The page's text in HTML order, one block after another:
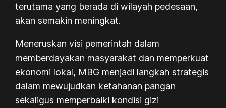
terutama yang berada di wilayah pedesaan,
akan semakin meningkat.
Meneruskan visi pemerintah dalam
memberdayakan masyarakat dan memperkuat
ekonomi lokal, MBG menjadi langkah strategis
dalam mewujudkan ketahanan pangan
sekaligus memperbaiki kondisi gizi